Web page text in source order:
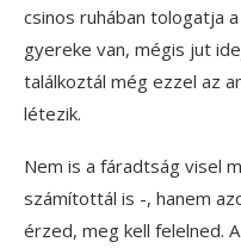
csinos ruhában tologatja
gyereke van, mégis jut
találkoztál még ezzel az
létezik.
Nem is a fáradtság visel
számítottál is -, hanem
érzed, meg kell felelned.